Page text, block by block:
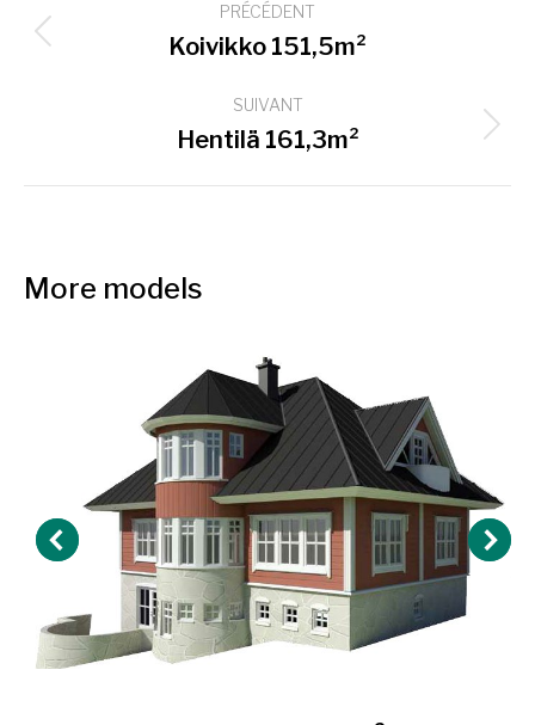
de
commentaire
PRÉCÉDENT
Onglet
Koivikko 151,5m²
SUIVANT
Projets
Hentilä 161,3m²
More models